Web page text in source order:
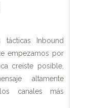
Inbound
empezamos por
creíste posible,
altamente
canales más